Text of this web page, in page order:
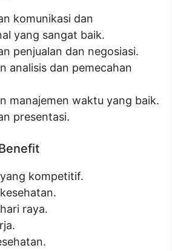
komunikasi dan
yang sangat baik.
penjualan dan negosiasi.
analisis dan pemecahan
manajemen waktu yang baik.
presentasi.
kompetitif.
raya.